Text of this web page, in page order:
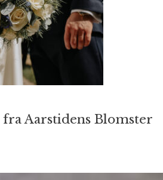
Aarstidens Blomster